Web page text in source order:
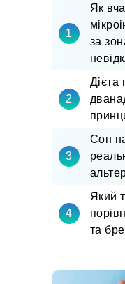
Як
за
Дієта
Сон на
Який
та